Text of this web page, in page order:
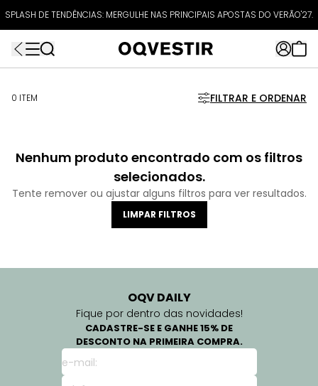
SPLASH DE TENDÊNCIAS: MERGULHE NAS PRINCIPAIS APOSTAS DO VERÃO'27.
ATÉ 80% OFF + 10% OFF EXTRA!
EXTRA10*
FRETEAPP
R$499*
0 ITEM FILTRAR E ORDENAR
Nenhum produto encontrado com os filtros
selecionados.
Tente remover ou ajustar alguns filtros para ver resultados.
LIMPAR FILTROS
OQV DAILY
Fique por dentro das novidades!
CADASTRE-SE E GANHE 15% DE
DESCONTO NA PRIMEIRA COMPRA.